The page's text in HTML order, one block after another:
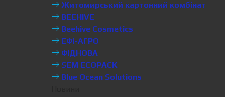
Житомирський картонний комбінат
BEEHIVE
Beehive Cosmetics
ЕФІ-АГРО
ФІДНОВА
SEM ECOPACK
Blue Ocean Solutions